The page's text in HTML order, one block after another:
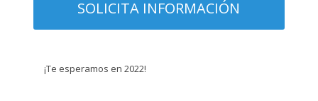
¡Te esperamos en 2022!